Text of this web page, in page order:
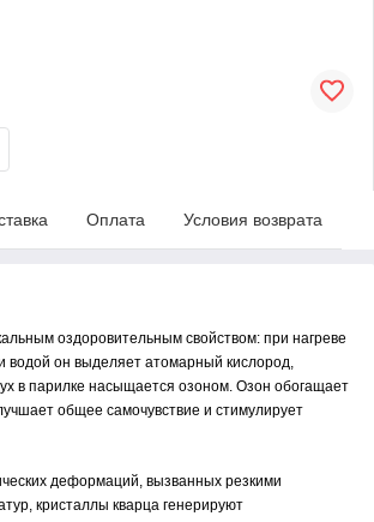
Оплата Условия возврата
оздоровительным свойством: при нагреве
водой он выделяет атомарный кислород,
в парилке насыщается озоном. Озон обогащает
общее самочувствие и стимулирует
деформаций, вызванных резкими
кристаллы кварца генерируют